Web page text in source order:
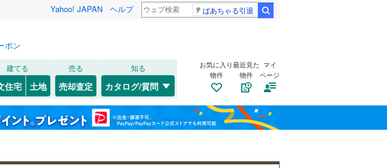
Yahoo! JAPAN ヘルプ ばあちゃる引退
ポン
建てる
住宅 土地
売る
売却査定
知る
カタログ/質問
お気に入り
物件
最近見た
物件
マイ
ページ
山形 福島
0) 横手市(6)
0) 湯沢市(0)
(2) 花輪線(0)
) 五能線(0)
(3)
(0) (0) (0) (0) 岩城みなと (0)
30年以上（1）
ました
ージから設定できます。